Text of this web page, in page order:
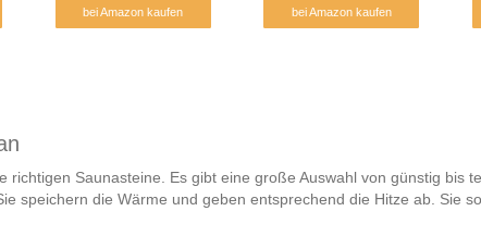
bei Amazon kaufen bei Amazon kaufen
Saunasteine. Es gibt eine große Auswahl von günstig bis
speichern die Wärme und geben entsprechend die Hitze ab. Sie